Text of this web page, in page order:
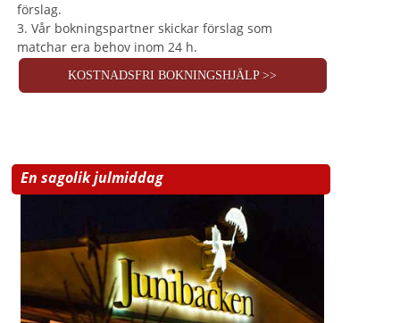
förslag.
3. Vår bokningspartner skickar förslag som
matchar era behov inom 24 h.
KOSTNADSFRI BOKNINGSHJÄLP >>
En sagolik julmiddag